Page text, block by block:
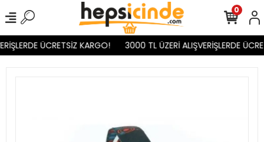
ÜCRETSİZ KARGO! 3000 TL ÜZERİ ALIŞVERİŞLERDE
0